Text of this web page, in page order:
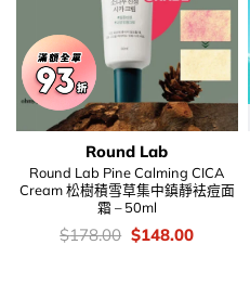
Round Lab
Round Lab Pine Calming CICA
Cream 松樹積雪草集中鎮靜袪痘面
霜 – 50ml
價
錢：
$178.00 Original
price
$148.00Current